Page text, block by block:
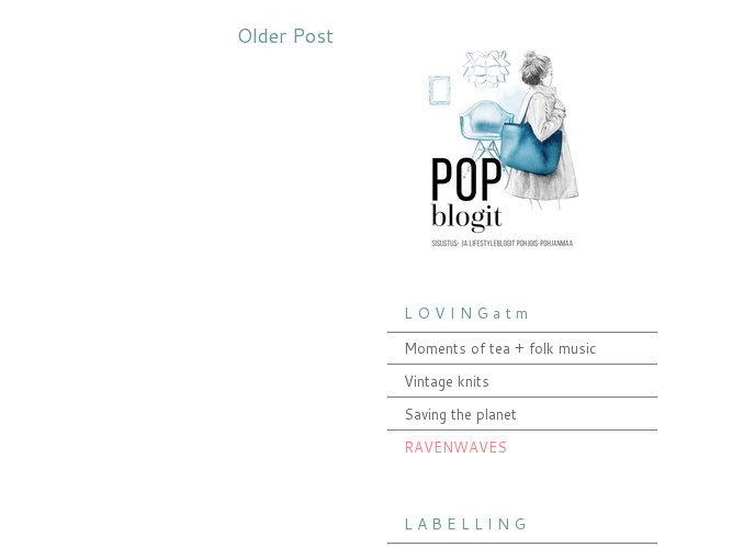
Older Post
L O V I N G a t m
Moments of tea + folk music
Vintage knits
Saving the planet
RAVENWAVES
L A B E L L I N G